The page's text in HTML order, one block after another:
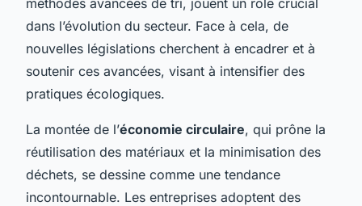
dans l’évolution du secteur. Face à cela, de
nouvelles législations cherchent à encadrer et à
soutenir ces avancées, visant à intensifier des
pratiques écologiques.
La montée de l’économie circulaire, qui prône la
réutilisation des matériaux et la minimisation des
déchets, se dessine comme une tendance
incontournable. Les entreprises adoptent des